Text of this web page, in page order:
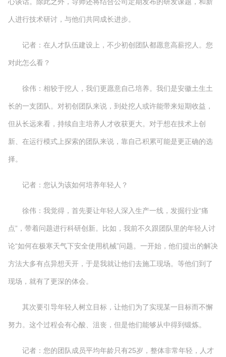
人进行技术研讨，与他们共同成长进步。
记者：在人才队伍建设上，不少初创团队都愿意高薪挖人。您
对此怎么看？
徐伟：相较于挖人，我们更愿意自己培养。我们是安徽土生土
长的一支团队。对初创团队来说，到处挖人或许能带来短期收益，
但从长远来看，持续自主培养人才收获更大。对于想在技术上创
新、在运行模式上探索的团队来说，靠自己积累可能是更正确的选
择。
记者：您认为该如何培养年轻人？
徐伟：我觉得，首先要让年轻人深入生产一线，发掘行业“痛
点”，带着问题进行科研创新。比如，我前不久跟团队里的年轻人讨
论“如何在极寒天气下安全使用机械”问题。一开始，他们提出的解决
方法大多有点异想天开，于是我就让他们去施工现场。等他们到了
现场，就有了更深的体会。
其次要引导年轻人树立目标，让他们为了实现某一目标而不懈
努力。这个过程会有心酸、沮丧，但是他们能够从中得到锻炼。
记者：您的团队成员平均年龄只有25岁，整体非常年轻，人才